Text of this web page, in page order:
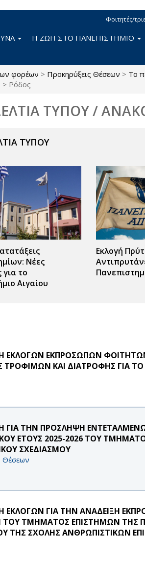
Φοιτητές/
Η ΖΩΗ ΣΤΟ ΠΑΝΕΠΙΣΤΗΜΙΟ
φορέων > Προκηρύξεις Θέσεων > Το
> Ρόδος
ΤΥΠΟΥ /
ΤΥΠΟΥ
Νέες
για το
Αιγαίου
Εκλογή
ΕΚΛΟΓΩΝ ΕΚΠΡΟΣΩΠΩΝ
ΤΡΟΦΙΜΩΝ ΚΑΙ ΔΙΑΤΡΟΦΗΣ ΓΙΑ
ΓΙΑ ΤΗΝ ΠΡΟΣΛΗΨΗ
ΕΤΟΥΣ 2025-2026 ΤΟΥ
ΣΧΕΔΙΑΣΜΟΥ
Θέσεων
ΕΚΛΟΓΩΝ ΓΙΑ ΤΗΝ ΑΝΑΔΕΙΞΗ
ΤΟΥ ΤΜΗΜΑΤΟΣ ΕΠΙΣΤΗΜΩΝ ΤΗΣ
ΤΗΣ ΣΧΟΛΗΣ ΑΝΘΡΩΠΙΣΤΙΚΩΝ